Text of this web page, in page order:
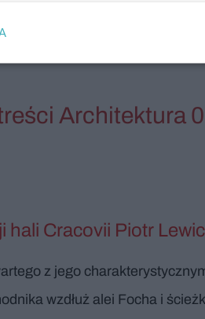
Architektura
Cracovii Piotr
z jego
wzdłuż alei Focha i